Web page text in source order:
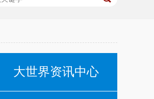
大世界资讯中心